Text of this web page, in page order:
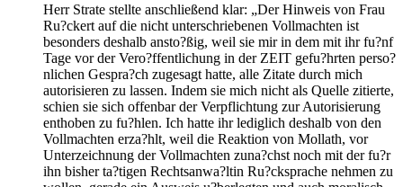
Herr Strate stellte anschließend klar: „Der Hinweis von Frau
Ru?ckert auf die nicht unterschriebenen Vollmachten ist
besonders deshalb ansto?ßig, weil sie mir in dem mit ihr fu?nf
Tage vor der Vero?ffentlichung in der ZEIT gefu?hrten perso?
nlichen Gespra?ch zugesagt hatte, alle Zitate durch mich
autorisieren zu lassen. Indem sie mich nicht als Quelle zitierte,
schien sie sich offenbar der Verpflichtung zur Autorisierung
enthoben zu fu?hlen. Ich hatte ihr lediglich deshalb von den
Vollmachten erza?hlt, weil die Reaktion von Mollath, vor
Unterzeichnung der Vollmachten zuna?chst noch mit der fu?r
ihn bisher ta?tigen Rechtsanwa?ltin Ru?cksprache nehmen zu